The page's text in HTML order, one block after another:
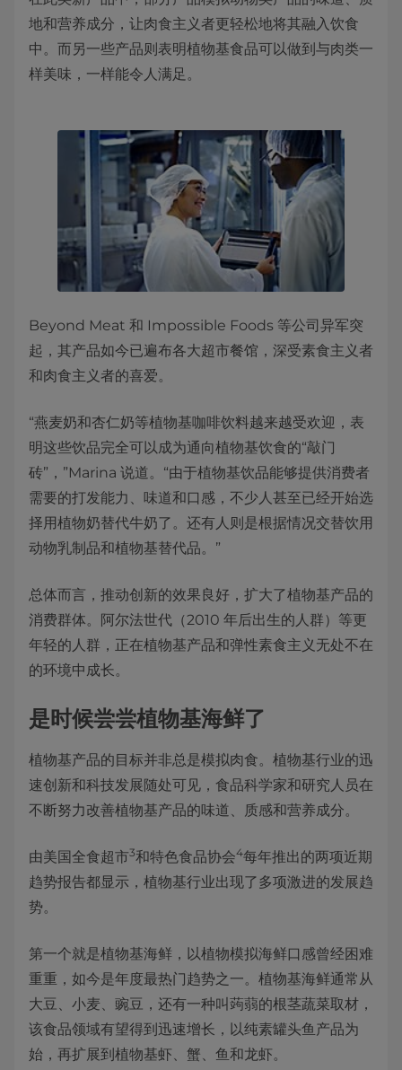
地和营养成分，让肉食主义者更轻松地将其融入饮食
中。而另一些产品则表明植物基食品可以做到与肉类一
样美味，一样能令人满足。
Beyond Meat 和 Impossible Foods 等公司异军突
起，其产品如今已遍布各大超市餐馆，深受素食主义者
和肉食主义者的喜爱。
“燕麦奶和杏仁奶等植物基咖啡饮料越来越受欢迎，表
明这些饮品完全可以成为通向植物基饮食的“敲门
砖”，”Marina 说道。“由于植物基饮品能够提供消费者
需要的打发能力、味道和口感，不少人甚至已经开始选
择用植物奶替代牛奶了。还有人则是根据情况交替饮用
动物乳制品和植物基替代品。”
总体而言，推动创新的效果良好，扩大了植物基产品的
消费群体。阿尔法世代（2010 年后出生的人群）等更
年轻的人群，正在植物基产品和弹性素食主义无处不在
的环境中成长。
是时候尝尝植物基海鲜了
植物基产品的目标并非总是模拟肉食。植物基行业的迅
速创新和科技发展随处可见，食品科学家和研究人员在
不断努力改善植物基产品的味道、质感和营养成分。
由美国全食超市3和特色食品协会4每年推出的两项近期
趋势报告都显示，植物基行业出现了多项激进的发展趋
势。
第一个就是植物基海鲜，以植物模拟海鲜口感曾经困难
重重，如今是年度最热门趋势之一。植物基海鲜通常从
大豆、小麦、豌豆，还有一种叫蒟蒻的根茎蔬菜取材，
该食品领域有望得到迅速增长，以纯素罐头鱼产品为
始，再扩展到植物基虾、蟹、鱼和龙虾。